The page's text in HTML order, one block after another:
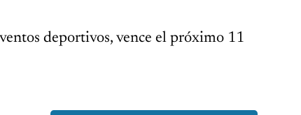
deportivos, vence el próximo 11